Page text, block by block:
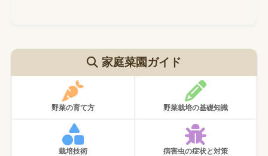
家庭菜園ガイド
野菜の育て方 野菜栽培の基礎知識
栽培技術 病害虫の症状と対策